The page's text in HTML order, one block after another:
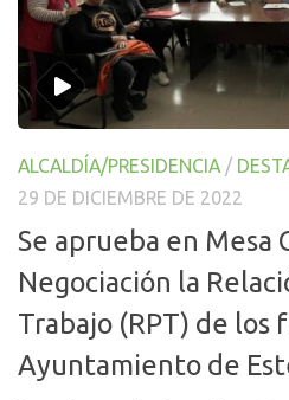
ALCALDÍA/PRESIDENCIA /
29 DE DICIEMBRE DE 2022
Se aprueba en Mesa
Negociación la
Trabajo (RPT) de los
Ayuntamiento de